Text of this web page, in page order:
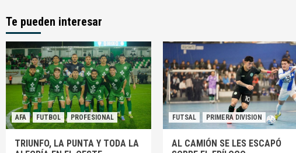
Te pueden interesar
AFA FUTBOL PROFESIONAL
TRIUNFO, LA PUNTA Y TODA LA
FUTSAL PRIMERA DIVISION
AL CAMIÓN SE LES ESCAPÓ